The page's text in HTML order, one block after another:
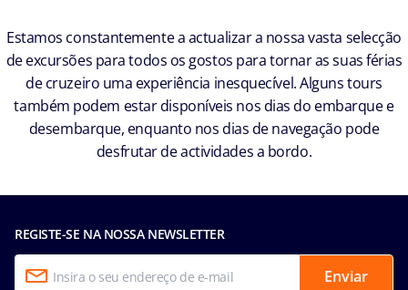
Estamos constantemente a actualizar a nossa vasta selecção
de excursões para todos os gostos para tornar as suas férias
de cruzeiro uma experiência inesquecível. Alguns tours
também podem estar disponíveis nos dias do embarque e
desembarque, enquanto nos dias de navegação pode
desfrutar de actividades a bordo.
REGISTE-SE NA NOSSA NEWSLETTER
Enviar